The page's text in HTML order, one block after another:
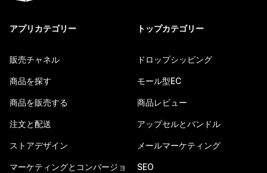
アプリカテゴリー
販売チャネル
商品を探す
商品を販売する
注文と配送
ストアデザイン
マーケティングとコンバージョ
トップカテゴリー
ドロップシッピング
モール型EC
商品レビュー
アップセルとバンドル
メールマーケティング
SEO